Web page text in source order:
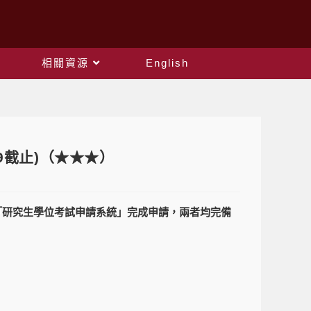
相關資源 English
截止)（★★★）
究生學位考試申請系統」完成申請，兩者均完備